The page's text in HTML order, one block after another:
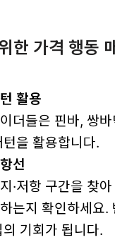
한 가격 행동
활용
더들은 핀바, 쌍
을 활용합니다.
선
·저항 구간을 찾
는지 확인하세요.
기회가 됩니다.